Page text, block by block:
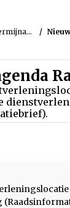
Raad Nieuwe